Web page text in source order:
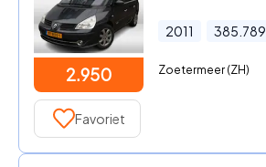
2.950
2011 385.789
Zoetermeer (ZH)
Favoriet